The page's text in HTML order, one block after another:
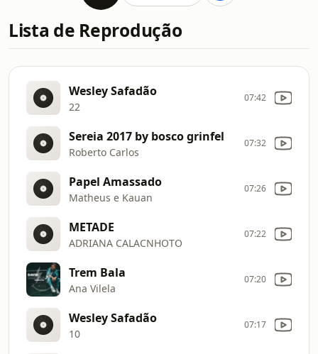
Lista de Reprodução
Wesley Safadão
22
07:42
Sereia 2017 by bosco grinfel
Roberto Carlos
07:32
Papel Amassado
Matheus e Kauan
07:26
METADE
ADRIANA CALACNHOTO
07:22
Trem Bala
Ana Vilela
07:20
Wesley Safadão
10
07:17